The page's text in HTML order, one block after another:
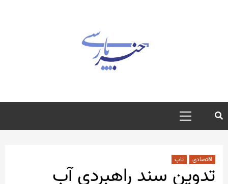
منوی
اصلی
اقتصادی تاپ
تدوین سند راهبردی آب